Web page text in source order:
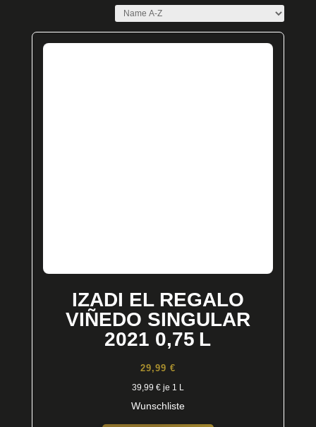
IZADI EL REGALO
VIÑEDO SINGULAR
2021 0,75 L
29,99 €
39,99 €je 1 L
Wunschliste